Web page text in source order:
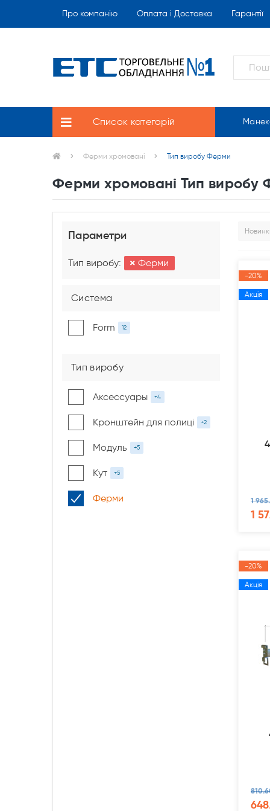
Про компанію Оплата і Доставка Гарантії
Список категорій
Ферми хромовані Тип виробу Ферми
Ферми хромовані Тип виробу
Параметри
Тип виробу: Ферми
Система
Form 12
Тип виробу
Аксессуары +4
Кронштейн для полиці +2
Модуль +5
Кут +5
Ферми
-20%
Акція
1
1
-20%
Акція